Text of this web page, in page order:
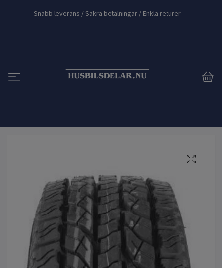
Snabb leverans / Säkra betalningar / Enkla returer